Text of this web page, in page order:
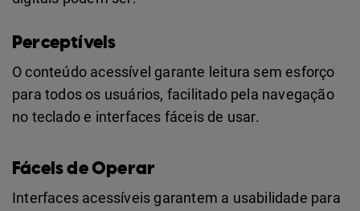
Perceptíveis
O conteúdo acessível garante leitura sem esforço
para todos os usuários, facilitado pela navegação
no teclado e interfaces fáceis de usar.
Fáceis de Operar
Interfaces acessíveis garantem a usabilidade para